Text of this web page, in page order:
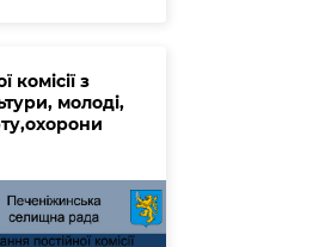
комісії з
молоді,